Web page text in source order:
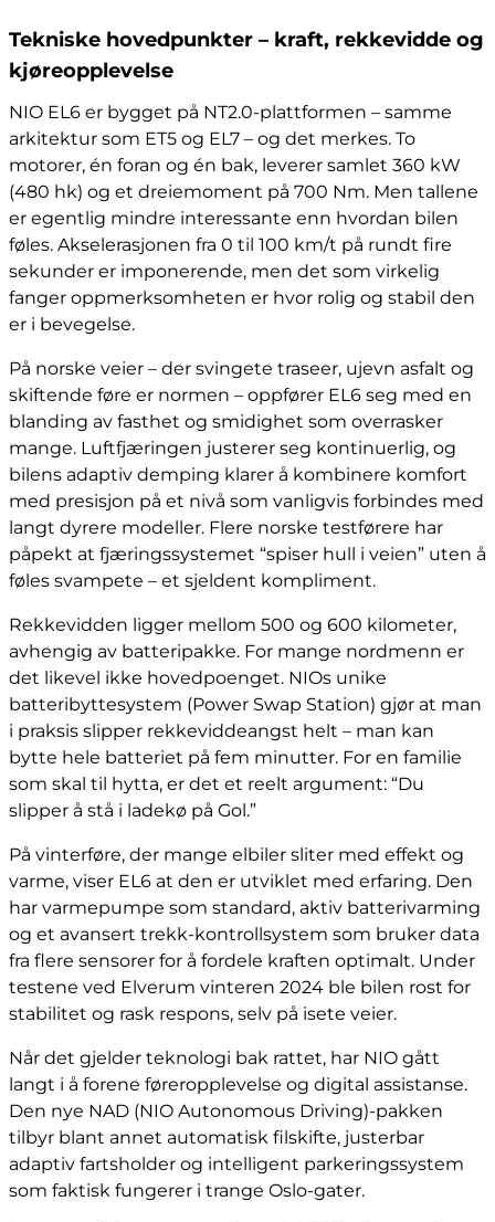
Tekniske hovedpunkter – kraft, rekkevidde og
kjøreopplevelse
NIO EL6 er bygget på NT2.0-plattformen – samme
arkitektur som ET5 og EL7 – og det merkes. To
motorer, én foran og én bak, leverer samlet 360 kW
(480 hk) og et dreiemoment på 700 Nm. Men tallene
er egentlig mindre interessante enn hvordan bilen
føles. Akselerasjonen fra 0 til 100 km/t på rundt fire
sekunder er imponerende, men det som virkelig
fanger oppmerksomheten er hvor rolig og stabil den
er i bevegelse.
På norske veier – der svingete traseer, ujevn asfalt og
skiftende føre er normen – oppfører EL6 seg med en
blanding av fasthet og smidighet som overrasker
mange. Luftfjæringen justerer seg kontinuerlig, og
bilens adaptiv demping klarer å kombinere komfort
med presisjon på et nivå som vanligvis forbindes med
langt dyrere modeller. Flere norske testførere har
påpekt at fjæringssystemet “spiser hull i veien” uten å
føles svampete – et sjeldent kompliment.
Rekkevidden ligger mellom 500 og 600 kilometer,
avhengig av batteripakke. For mange nordmenn er
det likevel ikke hovedpoenget. NIOs unike
batteribyttesystem (Power Swap Station) gjør at man
i praksis slipper rekkeviddeangst helt – man kan
bytte hele batteriet på fem minutter. For en familie
som skal til hytta, er det et reelt argument: “Du
slipper å stå i ladekø på Gol.”
På vinterføre, der mange elbiler sliter med effekt og
varme, viser EL6 at den er utviklet med erfaring. Den
har varmepumpe som standard, aktiv batterivarming
og et avansert trekk-kontrollsystem som bruker data
fra flere sensorer for å fordele kraften optimalt. Under
testene ved Elverum vinteren 2024 ble bilen rost for
stabilitet og rask respons, selv på isete veier.
Når det gjelder teknologi bak rattet, har NIO gått
langt i å forene føreropplevelse og digital assistanse.
Den nye NAD (NIO Autonomous Driving)-pakken
tilbyr blant annet automatisk filskifte, justerbar
adaptiv fartsholder og intelligent parkeringssystem
som faktisk fungerer i trange Oslo-gater.